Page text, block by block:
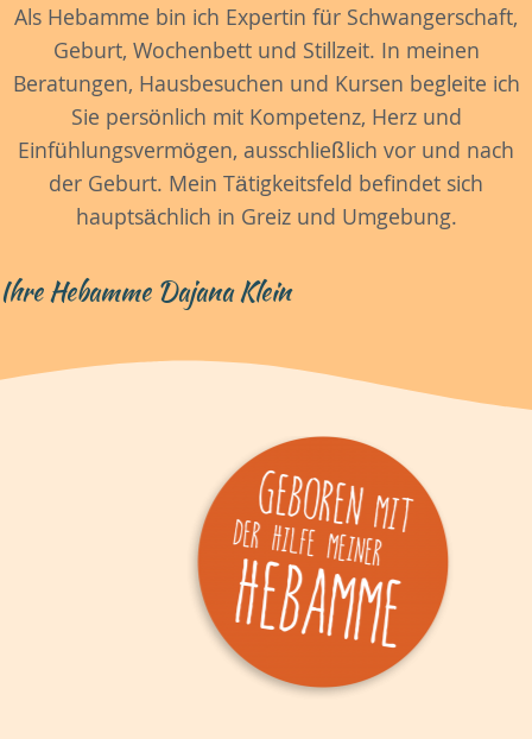
Als Hebamme bin ich Expertin für Schwangerschaft,
Geburt, Wochenbett und Stillzeit. In meinen
Beratungen, Hausbesuchen und Kursen begleite ich
Sie persönlich mit Kompetenz, Herz und
Einfühlungsvermögen, ausschließlich vor und nach
der Geburt. Mein Tätigkeitsfeld befindet sich
hauptsächlich in Greiz und Umgebung.
Ihre Hebamme Dajana Klein